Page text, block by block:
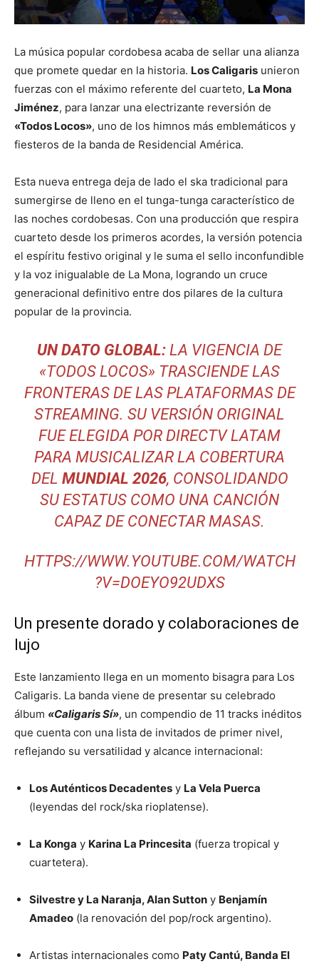
La música popular cordobesa acaba de sellar una alianza
que promete quedar en la historia. Los Caligaris unieron
fuerzas con el máximo referente del cuarteto, La Mona
Jiménez, para lanzar una electrizante reversión de
«Todos Locos», uno de los himnos más emblemáticos y
fiesteros de la banda de Residencial América.
Esta nueva entrega deja de lado el ska tradicional para
sumergirse de lleno en el tunga-tunga característico de
las noches cordobesas. Con una producción que respira
cuarteto desde los primeros acordes, la versión potencia
el espíritu festivo original y le suma el sello inconfundible
y la voz inigualable de La Mona, logrando un cruce
generacional definitivo entre dos pilares de la cultura
popular de la provincia.
UN DATO GLOBAL: LA VIGENCIA DE
«TODOS LOCOS» TRASCIENDE LAS
FRONTERAS DE LAS PLATAFORMAS DE
STREAMING. SU VERSIÓN ORIGINAL
FUE ELEGIDA POR DIRECTV LATAM
PARA MUSICALIZAR LA COBERTURA
DEL MUNDIAL 2026, CONSOLIDANDO
SU ESTATUS COMO UNA CANCIÓN
CAPAZ DE CONECTAR MASAS.
HTTPS://WWW.YOUTUBE.COM/WATCH
?V=DOEYO92UDXS
Un presente dorado y colaboraciones de
lujo
Este lanzamiento llega en un momento bisagra para Los
Caligaris. La banda viene de presentar su celebrado
álbum «Caligaris Sí», un compendio de 11 tracks inéditos
que cuenta con una lista de invitados de primer nivel,
reflejando su versatilidad y alcance internacional:
Los Auténticos Decadentes y La Vela Puerca
(leyendas del rock/ska rioplatense).
La Konga y Karina La Princesita (fuerza tropical y
cuartetera).
Silvestre y La Naranja, Alan Sutton y Benjamín
Amadeo (la renovación del pop/rock argentino).
Artistas internacionales como Paty Cantú, Banda El